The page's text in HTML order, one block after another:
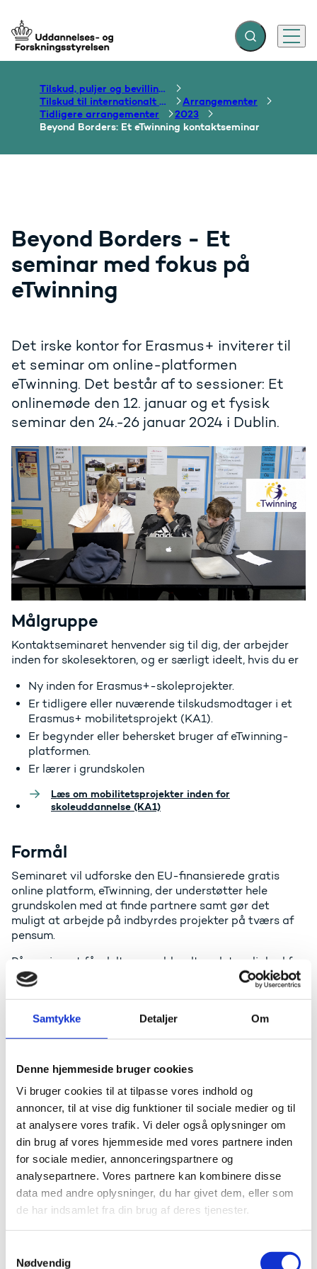
Samtykke Detaljer Om
Denne hjemmeside bruger cookies
Vi bruger cookies til at tilpasse vores indhold og
annoncer, til at vise dig funktioner til sociale medier og til
at analysere vores trafik. Vi deler også oplysninger om
din brug af vores hjemmeside med vores partnere inden
for sociale medier, annonceringspartnere og
analysepartnere. Vores partnere kan kombinere disse
data med andre oplysninger, du har givet dem, eller som
de har indsamlet fra din brug af deres tjenester.
Nødvendig
Gå til forsiden Fold søgefelt ud
Menu
Tilskud, puljer og bevillinger
Tilskud til internationalt samarbejde om uddannelse
Arrangementer
Tidligere arrangementer
2023
Beyond Borders: Et eTwinning kontaktseminar
Beyond Borders - Et
seminar med fokus på
eTwinning
Det irske kontor for Erasmus+ inviterer til
et seminar om online-platformen
eTwinning. Det består af to sessioner: Et
onlinemøde den 12. januar og et fysisk
seminar den 24.-26 januar 2024 i Dublin.
Målgruppe
Kontaktseminaret henvender sig til dig, der arbejder
inden for skolesektoren, og er særligt ideelt, hvis du er
Ny inden for Erasmus+-skoleprojekter.
Er tidligere eller nuværende tilskudsmodtager i et
Erasmus+ mobilitetsprojekt (KA1).
Er begynder eller behersket bruger af eTwinning-
platformen.
Er lærer i grundskolen
Læs om mobilitetsprojekter inden for
skoleuddannelse (KA1)
Formål
Seminaret vil udforske den EU-finansierede gratis
online platform, eTwinning, der understøtter hele
grundskolen med at finde partnere samt gør det
muligt at arbejde på indbyrdes projekter på tværs af
pensum.
På seminaret får deltagerne blandt andet mulighed for
at:
Opnå erfaring i brugen af eTwinning-platformen.
Lære hvordan man øger sin skoles internationale
synlighed og bygge internationale netværk.
Finde partnere til Erasmus+-mobilitetsprojekter.
Praktisk
Seminaret foregår på engelsk og kommer til at foregå
over to sessioner, hvoraf den første session er et online
møde fredag d. 12. januar kl. 14.00, og den anden
session er et 2-dages fysisk seminar d. 24.-26 januar i
Dublin. Tilstedeværelse til begge sessioner er et krav
for at deltage i seminaret.